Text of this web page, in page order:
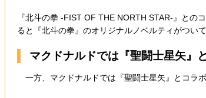
『北斗の拳 -FIST OF THE NORTH STAR-』と
ると『北斗の拳』のオリジナルノベルティがついて
マクドナルドでは『聖闘士星矢』
一方、マクドナルドでは『聖闘士星矢』とコラボ